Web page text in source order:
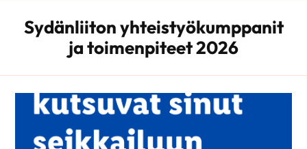
Sydänliiton yhteistyökumppanit
ja toimenpiteet 2026